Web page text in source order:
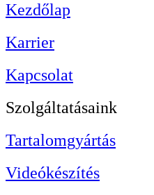
Kezdőlap
Karrier
Kapcsolat
Szolgáltatásaink
Tartalomgyártás
Videókészítés